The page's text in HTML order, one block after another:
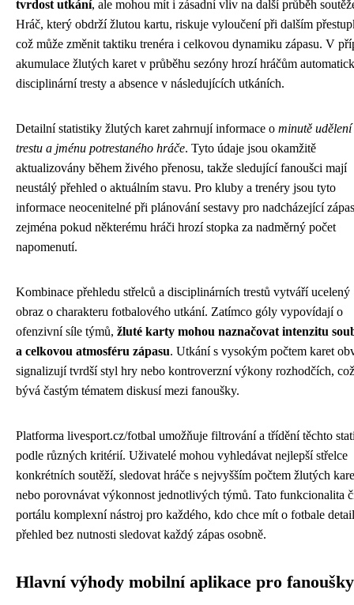
tvrdost utkání, ale mohou mít i zásadní vliv na další průběh
Hráč, který obdrží žlutou kartu, riskuje vyloučení při dalším
což může změnit taktiku trenéra i celkovou dynamiku zápasu. V
akumulace žlutých karet v průběhu sezóny hrozí hráčům
disciplinární tresty a absence v následujících utkáních.
Detailní statistiky žlutých karet zahrnují informace o minutě udělení
trestu a jménu potrestaného hráče. Tyto údaje jsou okamžitě
aktualizovány během živého přenosu, takže sledující fanoušci mají
neustálý přehled o aktuálním stavu. Pro kluby a trenéry jsou tyto
informace neocenitelné při plánování sestavy pro nadcházející
zejména pokud některému hráči hrozí stopka za nadměrný počet
napomenutí.
Kombinace přehledu střelců a disciplinárních trestů vytváří ucelený
obraz o charakteru fotbalového utkání. Zatímco góly vypovídají o
ofenzivní síle týmů, žluté karty mohou naznačovat intenzitu
a celkovou atmosféru zápasu. Utkání s vysokým počtem karet
signalizují tvrdší styl hry nebo kontroverzní výkony rozhodčích, což
bývá častým tématem diskusí mezi fanoušky.
Platforma livesport.cz/fotbal umožňuje filtrování a třídění těchto
podle různých kritérií. Uživatelé mohou vyhledávat nejlepší střelce
konkrétních soutěží, sledovat hráče s nejvyšším počtem žlutých
nebo porovnávat výkonnost jednotlivých týmů. Tato funkcionalita
portálu komplexní nástroj pro každého, kdo chce mít o fotbale
přehled bez nutnosti sledovat každý zápas osobně.
Hlavní výhody mobilní aplikace pro fanoušky